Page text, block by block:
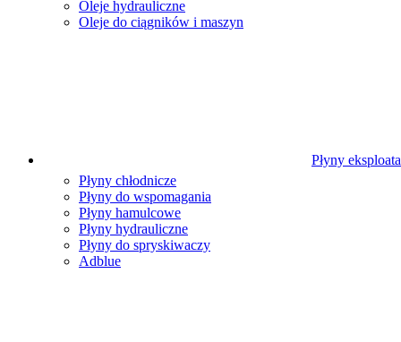
Oleje hydrauliczne
Oleje do ciągników i maszyn
Płyny
Płyny chłodnicze
Płyny do wspomagania
Płyny hamulcowe
Płyny hydrauliczne
Płyny do spryskiwaczy
Adblue